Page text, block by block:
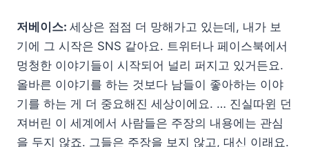
저베이스: 세상은 점점 더 망해가고 있는데, 내가 보
기에 그 시작은 SNS 같아요. 트위터나 페이스북에서
멍청한 이야기들이 시작되어 널리 퍼지고 있거든요.
올바른 이야기를 하는 것보다 남들이 좋아하는 이야
기를 하는 게 더 중요해진 세상이에요. … 진실따윈 던
져버린 이 세계에서 사람들은 주장의 내용에는 관심
을 두지 않죠. 그들은 주장을 보지 않고, 대신 이래요.